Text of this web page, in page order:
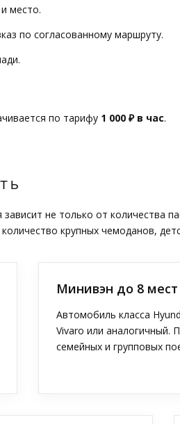
место.
по согласованному маршруту.
по тарифу 1 000 ₽ в час.
не только от количества
количество крупных чемоданов,
Минивэн до 8 мест
Автомобиль класса
Vivaro или аналогичный.
семейных и групповых